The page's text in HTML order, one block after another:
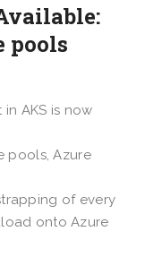
pools
AKS is now
pools, Azure
of every
onto Azure